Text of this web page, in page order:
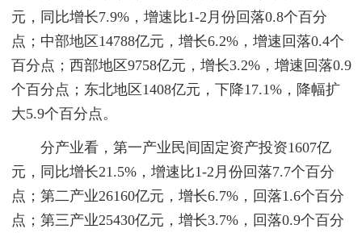
元，同比增长7.9%，增速比1-2月份回落0.8个百分
点；中部地区14788亿元，增长6.2%，增速回落0.4个
百分点；西部地区9758亿元，增长3.2%，增速回落0.9
个百分点；东北地区1408亿元，下降17.1%，降幅扩
大5.9个百分点。
分产业看，第一产业民间固定资产投资1607亿
元，同比增长21.5%，增速比1-2月份回落7.7个百分
点；第二产业26160亿元，增长6.7%，回落1.6个百分
点；第三产业25430亿元，增长3.7%，回落0.9个百分